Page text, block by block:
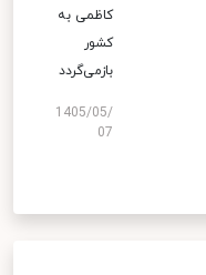
کاظمی به
کشور
بازمی‌گردد
1405/05/
07